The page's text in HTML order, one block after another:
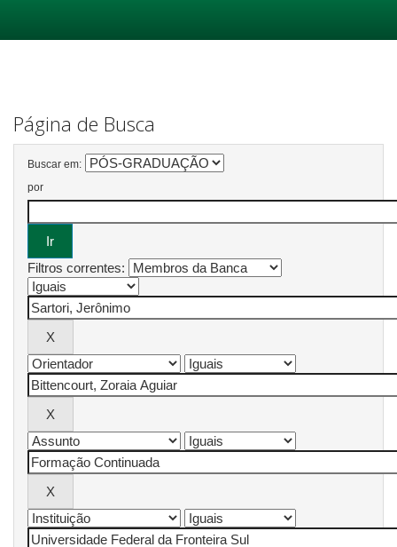
Página de Busca
Buscar em:
por
Filtros correntes: